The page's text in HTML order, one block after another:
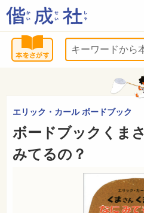
エリック・カール ボードブック
ボードブックくま
みてるの？